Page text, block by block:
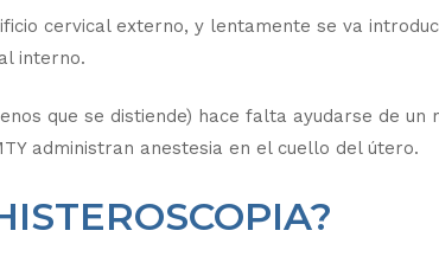
cervical externo, y lentamente se va
interno.
que se distiende) hace falta ayudarse de un
administran anestesia en el cuello del útero.